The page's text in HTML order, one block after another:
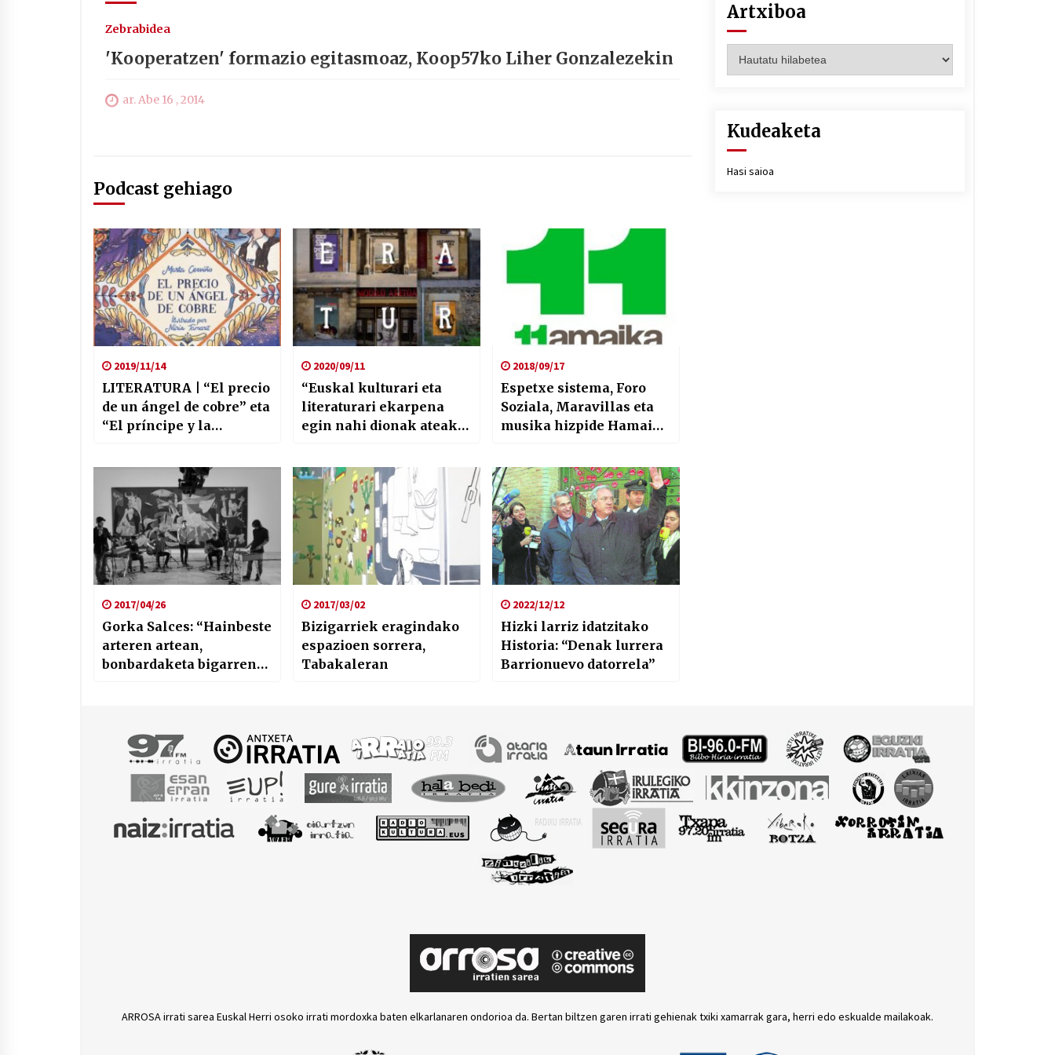
Zebrabidea
'Kooperatzen' formazio egitasmoaz, Koop57ko Liher Gonzalezekin
ar. Abe 16 , 2014
Podcast gehiago
2019/11/14
LITERATURA | “El precio
de un ángel de cobre” eta
“El príncipe y la
2020/09/11
“Euskal kulturari eta
literaturari ekarpena
egin nahi dionak ateak
ez da behar”
2018/09/17
Espetxe sistema, Foro
Soziala, Maravillas eta
musika hizpide Hamaika
Zinkunegirekin
2017/04/26
Gorka Salces: “Hainbeste
arteren artean,
bonbardaketa bigarren
2017/03/02
Bizigarriek eragindako
espazioen sorrera,
Tabakaleran
2022/12/12
Hizki larriz idatzitako
Historia: “Denak lurrera
Barrionuevo datorrela”
Artxiboa
Kudeaketa
Hasi saioa
ARROSA irrati sarea Euskal Herri osoko irrati mordoxka baten elkarlanaren ondorioa da. Bertan biltzen garen irrati gehienak txiki xamarrak gara, herri edo eskualde mailakoak.